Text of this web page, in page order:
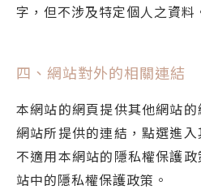
字，但不涉及特定個人之資料
四、網站對外的相關連結
本網站的網頁提供其他網站
網站所提供的連結，點選進
不適用本網站的隱私權保護
站中的隱私權保護政策。